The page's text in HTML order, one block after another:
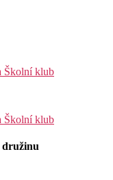
Školní klub
Školní klub